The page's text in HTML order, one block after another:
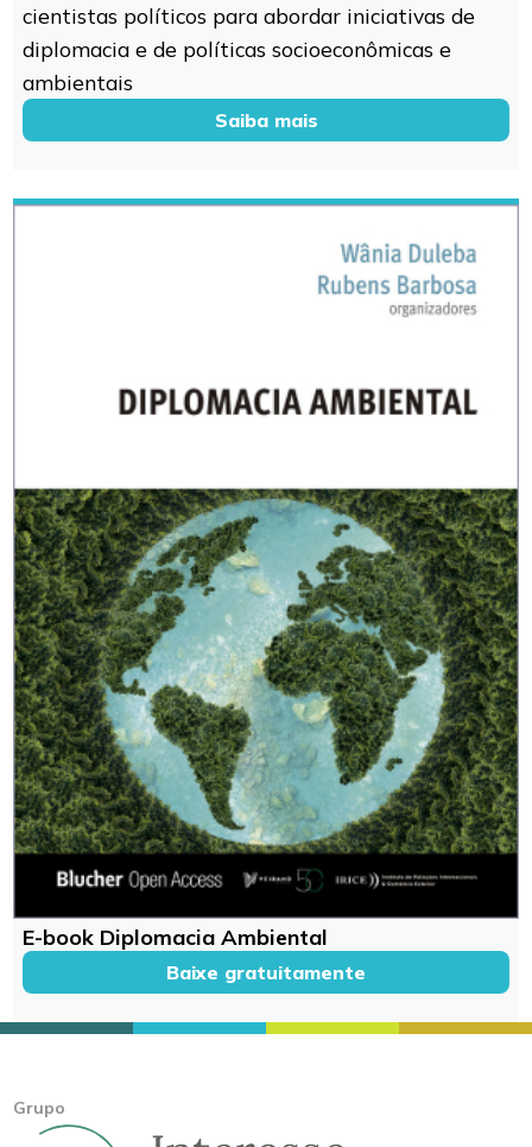
cientistas políticos para abordar iniciativas de
diplomacia e de políticas socioeconômicas e
ambientais
Saiba mais
E-book Diplomacia Ambiental
Baixe gratuitamente
Grupo